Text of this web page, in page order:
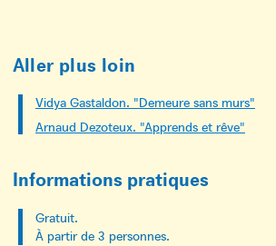
Aller plus loin
Vidya Gastaldon. "Demeure sans murs"
Arnaud Dezoteux. "Apprends et rêve"
Informations pratiques
Gratuit.
À partir de 3 personnes.